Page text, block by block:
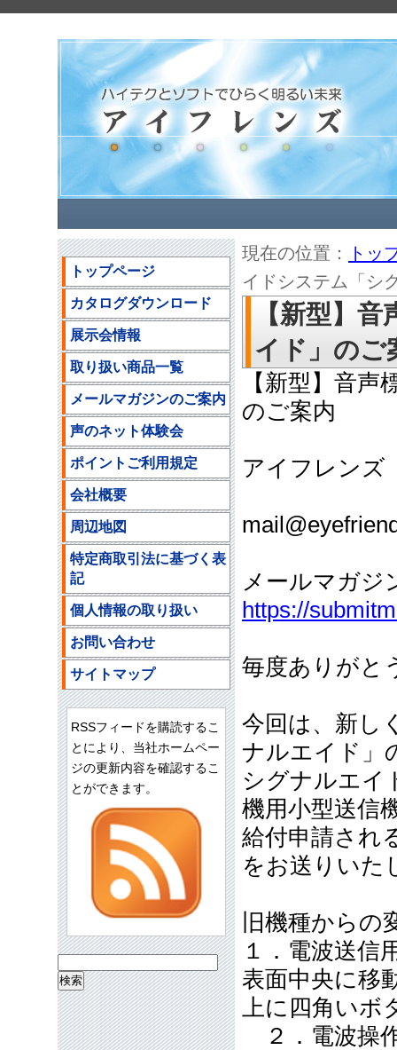
現在の位置：
トッ
イドシステム「シ
【新型】
イド」のご
【新型】音
のご案内
アイフレン
メールマガジ
https://
毎度ありがと
今回は、新し
ナルエイド」
シグナルエイ
機用小型送信
給付申請され
をお送りいた
旧機種からの
１．電波送信
表面中央に移
上に四角い
２．電波操
トップページ
カタログダウンロード
展示会情報
取り扱い商品一覧
メールマガジンのご案内
声のネット体験会
ポイントご利用規定
会社概要
周辺地図
特定商取引法に基づく表
記
個人情報の取り扱い
お問い合わせ
サイトマップ
RSSフィードを購読するこ
とにより、当社ホームペー
ジの更新内容を確認するこ
とができます。
索: